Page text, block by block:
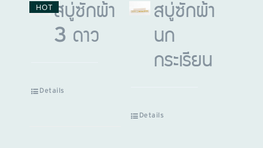
HOTสบู่ซักผ้า
3 ดาว
Details
สบู่ซักผ้า
นก
กระเรียน
Details